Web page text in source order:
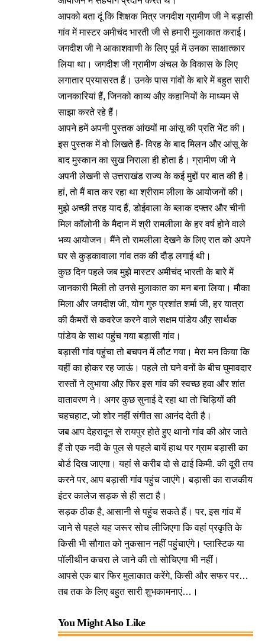
आपको बता दूं कि शिक्षक मित्र जगदीश ग्रामीण जी ने बड़ासी
गांव में मास्टर अमीचंद भारती जी से हमारी मुलाकात कराई।
जगदीश जी ने आकाशवाणी के लिए पूर्व में उनका साक्षात्कार
लिया था। जगदीश जी ग्रामीण अंचल के विकास के लिए
लगातार प्रयासरत हैं। उनके पास गांवों के बारे में बहुत सारी
जानकारियां हैं, जिनको काव्य औऱ कहानियों के माध्यम से
साझा करते रहे हैं।
आपने हमें अपनी पुस्तक आंख्यों मा आंसू की प्रति भेंट की।
इस पुस्तक में वो लिखते हैं- विरह के बाद मिलन और आंसू के
बाद मुस्कान का सुख निराला ही होता है। ग्रामीण जी ने
अपनी लेखनी से उत्तराखंड राज्य के कई मुद्दों पर बात की है।
हां, तो मैं बात कर रहा था श्रीराम लीला के आयोजनों की।
मुझे अच्छी तरह याद हैं, डोईवाला के ब्लाक दफ्तर और चीनी
मिल कॉलोनी के मैदान में श्री रामलीला के हर वर्ष होने वाले
भव्य आयोजन। मैंने तो रामलीला देखने के लिए रात को अपने
घर से कुड़कावाला गांव तक की दौड़ लगाई थी।
कुछ दिन पहले जब मुझे मास्टर अमीचंद भारती के बारे में
जानकारी मिली तो उनसे मुलाकात का मन बना लिया। मौका
मिला और जगदीश जी, योग गुरु प्रशांत शर्मा जी, हर यात्रा
की कैमरों से कवरेज करने वाले सक्षम पांडेय औऱ सार्थक
पांडेय के साथ पहुंच गया बड़ासी गांव।
बड़ासी गांव पहुंचा तो बचपन में लौट गया। मेरा मन किया कि
यहीं का होकर रह जाऊं। पहले तो घने वनों के बीच घुमावदार
रास्तों ने लुभाया औऱ फिर इस गांव की स्वच्छ हवा और शांत
वातावरण ने। अगर कुछ सुनाई दे रहा था तो चिड़ियों की
चहचहाट, जो शोर नहीं संगीत सा आनंद देती है।
जब आप देहरादून से रायपुर होते हुए थानो गांव की ओर जाते
हैं तो एक नदी के पुल से पहले बायें हाथ पर ग्राम बड़ासी का
बोर्ड दिख जाएगा। यहां से करीब दो से ढाई किमी. की दूरी तय
करने पर, आप बड़ासी गांव पहुंच जाएंगे। बड़ासी का राजकीय
इंटर कालेज सड़क से ही सटा है।
सड़क ठीक है, आसानी से पहुंच सकते हैं। पर, इस गांव में
जाने से पहले यह जरूर सोच लीजिएगा कि वहां प्रकृति के
किसी भी सौगात को नुकसान नहीं पहुंचाएंगे। प्लास्टिक या
पॉलीथीन कचरा ले जाने की तो सोचिएगा भी नहीं।
आपसे एक बार फिर मुलाकात करेंगे, किसी और सफर पर…
तब तक के लिए बहुत सारी शुभकामनाएं…।
You Might Also Like